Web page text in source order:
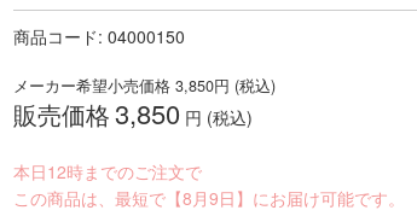
商品コード: 04000150
メーカー希望小売価格 3,850円 (税込)
販売価格3,850 円 (税込)
本日12時までのご注文で
この商品は、最短で【8月9日】にお届け可能です。